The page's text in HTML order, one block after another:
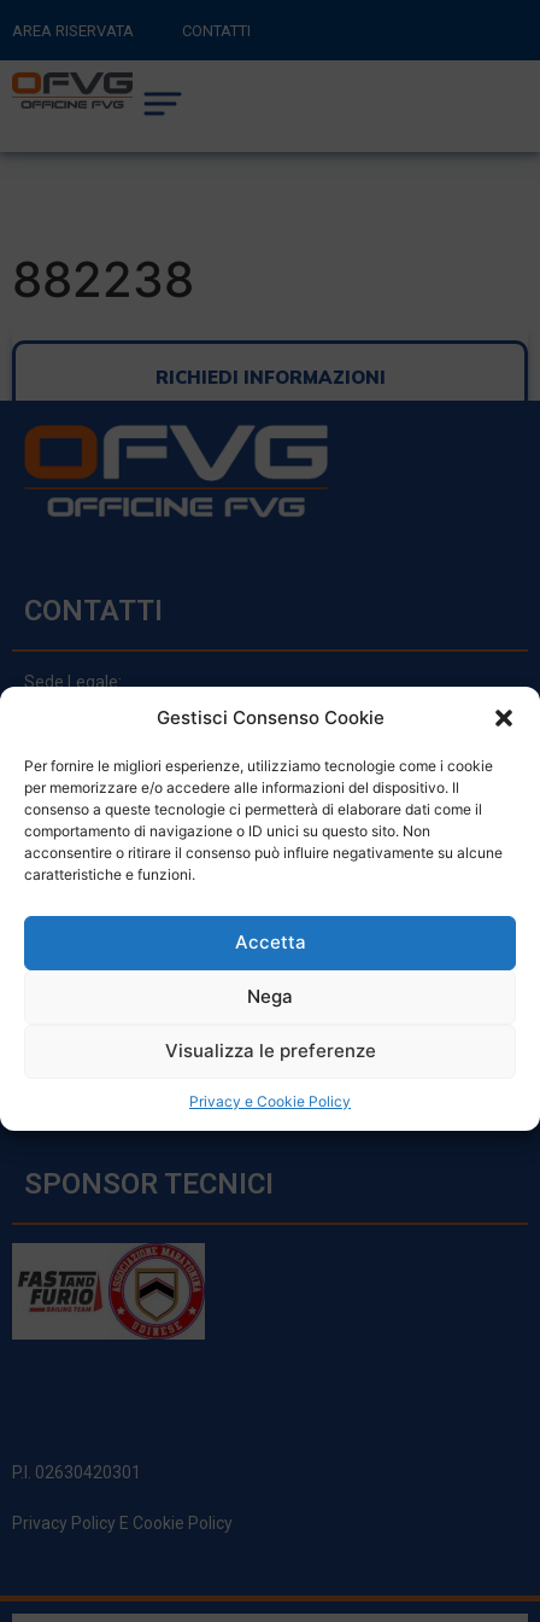
Gestisci Consenso Cookie
Per fornire le migliori esperienze, utilizziamo tecnologie come i cookie
per memorizzare e/o accedere alle informazioni del dispositivo. Il
consenso a queste tecnologie ci permetterà di elaborare dati come il
comportamento di navigazione o ID unici su questo sito. Non
acconsentire o ritirare il consenso può influire negativamente su alcune
caratteristiche e funzioni.
Accetta
Nega
Visualizza le preferenze
Privacy e Cookie Policy
AREA RISERVATA CONTATTI
RITORNA AL SITO PRINCIPALE
CARRELLO
882238
RICHIEDI INFORMAZIONI
CONTATTI
Sede Legale:
Via Principe Di Udine 144
clienti@officinefvg.it
info@officinefvg.it
posta@officinefvgpec.It
ORARI
Sabato: 8:00 – 12:00
SPONSOR TECNICI
P.I. 02630420301
Privacy Policy E Cookie Policy